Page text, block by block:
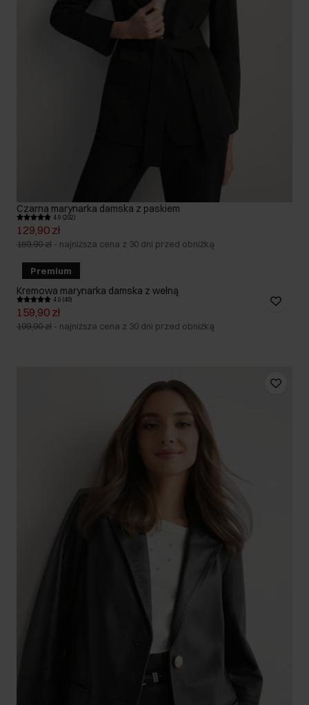
Czarna marynarka damska z paskiem
4.9 (202)
129,90 zł
159,90 zł - najniższa cena z 30 dni przed obniżką
Premium
Kremowa marynarka damska z wełną
4.9 (40)
159,90 zł
199,90 zł - najniższa cena z 30 dni przed obniżką